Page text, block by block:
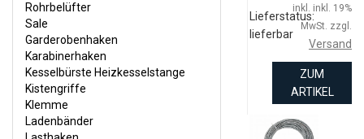
SCHATULLEN-VERSCHLÜSSE
SCHLÖSSER
SCHMIEDEEISEN BESCHLÄGE
Rohrbelüfter
Sale
Garderobenhaken
Karabinerhaken
Kesselbürste Heizkesselstange
Kistengriffe
Klemme
Ladenbänder
Lieferstatus:
lieferbar
inkl. inkl. 19%
MwSt. zzgl.
Versand
ZUM
ARTIKEL